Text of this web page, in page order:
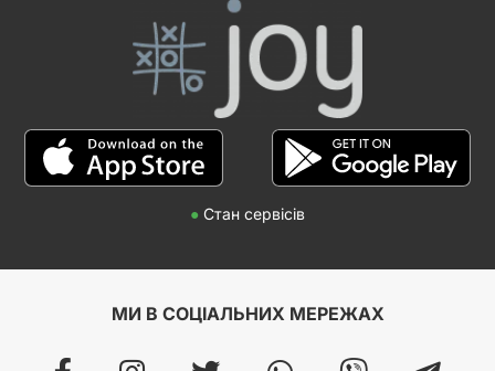
● Стан сервісів
МИ В СОЦІАЛЬНИХ МЕРЕЖАХ